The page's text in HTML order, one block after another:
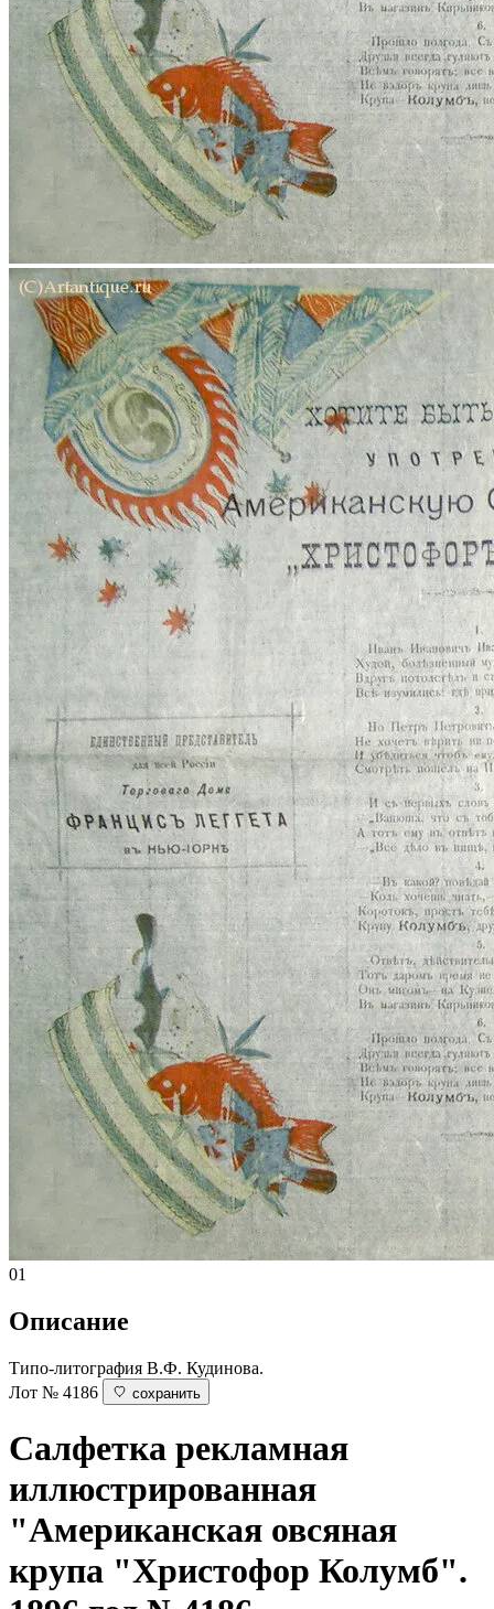
01
Описание
Типо-литография В.Ф. Кудинова.
Лот № 4186
сохранить
Салфетка рекламная
иллюстрированная
"Американская овсяная
крупа "Христофор Колумб".